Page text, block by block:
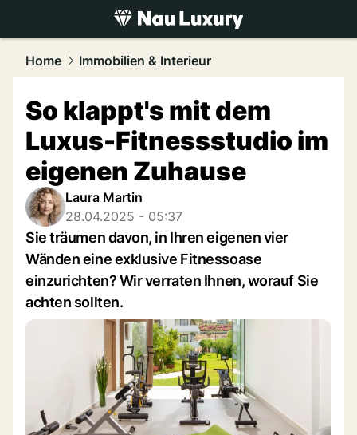
luxury.NAU.ch
Home Immobilien & Interieur
So klappt's mit dem
Luxus-Fitnessstudio im
eigenen Zuhause
Laura Martin
28.04.2025 - 05:37
Sie träumen davon, in Ihren eigenen vier
Wänden eine exklusive Fitnessoase
einzurichten? Wir verraten Ihnen, worauf Sie
achten sollten.